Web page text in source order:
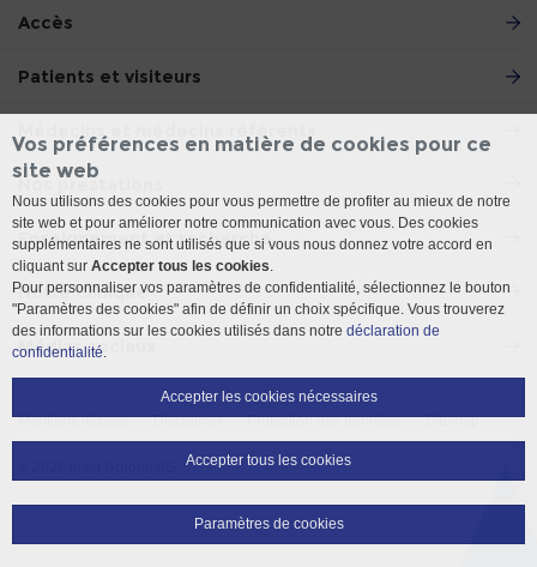
Accès
Patients et visiteurs
Médecins et médecins référents
Nos prestations
Enseignement et recherche
Notre Clinique
Médias sociaux
Mentions légales Disclaimer Protection des données Sitemap
Vos préférences en matière de cookies pour ce
site web
Nous utilisons des cookies pour vous permettre de profiter au mieux de notre
site web et pour améliorer notre communication avec vous. Des cookies
supplémentaires ne sont utilisés que si vous nous donnez votre accord en
cliquant sur Accepter tous les cookies.
Pour personnaliser vos paramètres de confidentialité, sélectionnez le bouton
"Paramètres des cookies" afin de définir un choix spécifique. Vous trouverez
des informations sur les cookies utilisés dans notre déclaration de
confidentialité.
Accepter les cookies nécessaires
Accepter tous les cookies
Paramètres de cookies